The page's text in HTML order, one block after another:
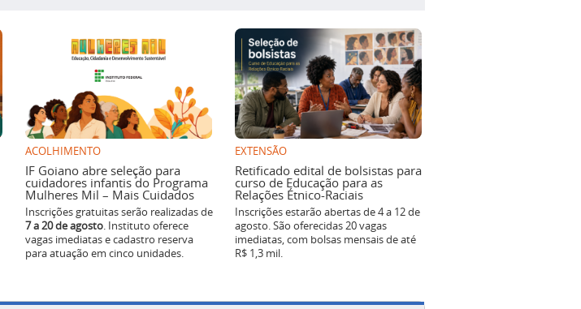
ACOLHIMENTO
IF Goiano abre seleção para
cuidadores infantis do Programa
Mulheres Mil – Mais Cuidados
Inscrições gratuitas serão realizadas de
7 a 20 de agosto. Instituto oferece
vagas imediatas e cadastro reserva
para atuação em cinco unidades.
EXTENSÃO
Retificado edital de bolsistas para
curso de Educação para as
Relações Étnico-Raciais
Inscrições estarão abertas de 4 a 12 de
agosto. São oferecidas 20 vagas
imediatas, com bolsas mensais de até
R$ 1,3 mil.